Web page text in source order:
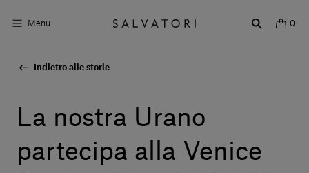
Menu 0
Indietro alle storie
La nostra Urano
partecipa alla Venice